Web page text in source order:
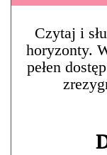
Czytaj i
horyzonty.
pełen